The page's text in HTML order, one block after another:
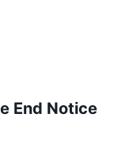
End Notice